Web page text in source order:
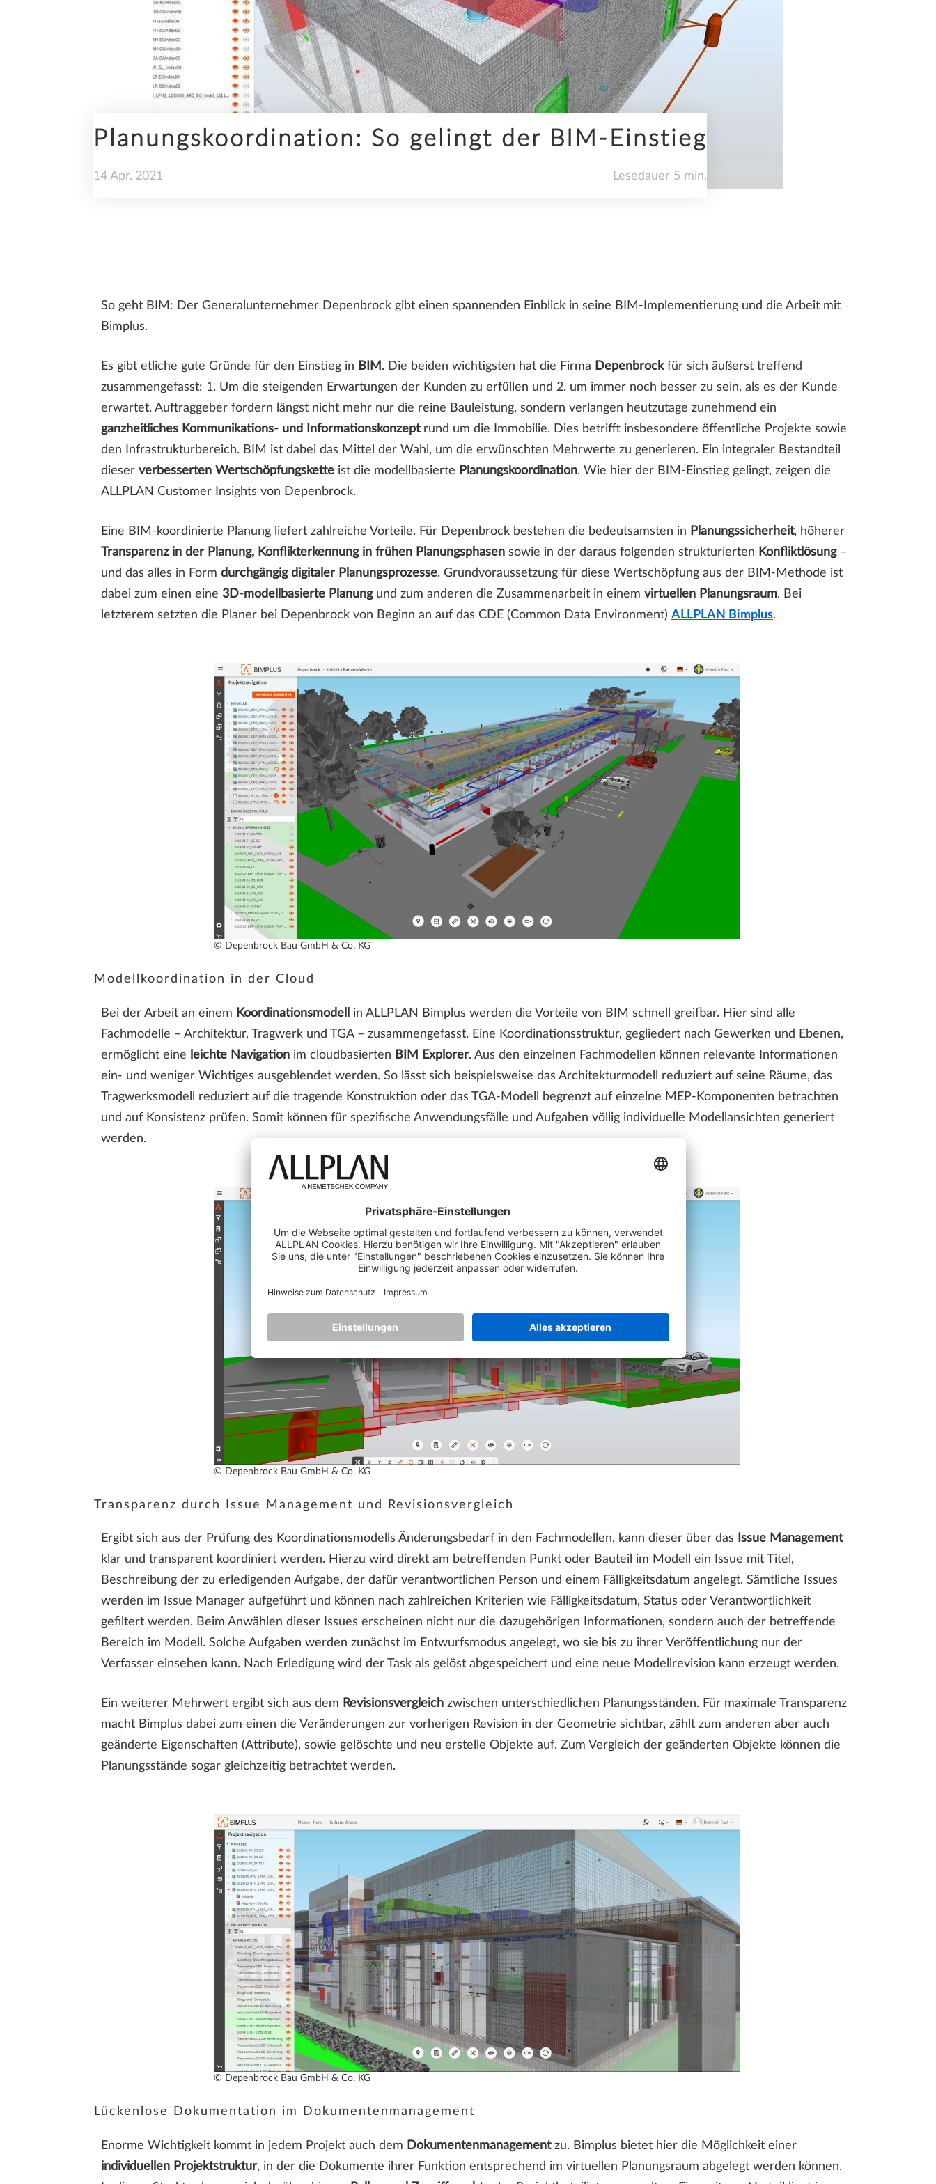
INGENIEURBAU KI
NACHHALTIGKEIT SDS2
Planungskoordination: So gelingt der BIM-Einstieg
14 Apr. 2021 Lesedauer 5 min.
So geht BIM: Der Generalunternehmer Depenbrock gibt einen spannenden Einblick in seine BIM-Implementierung und die Arbeit mit
Bimplus.
Es gibt etliche gute Gründe für den Einstieg in BIM . Die beiden wichtigsten hat die Firma Depenbrockfür sich äußerst treffend
zusammengefasst: 1. Um die steigenden Erwartungen der Kunden zu erfüllen und 2. um immer noch besser zu sein, als es der Kunde
erwartet. Auftraggeber fordern längst nicht mehr nur die reine Bauleistung, sondern verlangen heutzutage zunehmend ein
ganzheitliches Kommunikations- und Informationskonzeptrund um die Immobilie. Dies betrifft insbesondere öffentliche Projekte sowie
den Infrastrukturbereich. BIM ist dabei das Mittel der Wahl, um die erwünschten Mehrwerte zu generieren. Ein integraler Bestandteil
dieser verbesserten Wertschöpfungskette ist die modellbasierte Planungskoordination. Wie hier der BIM-Einstieg gelingt, zeigen die
ALLPLAN Customer Insights von Depenbrock.
Eine BIM-koordinierte Planung liefert zahlreiche Vorteile. Für Depenbrock bestehen die bedeutsamsten in Planungssicherheit, höherer
Transparenz in der Planung, Konflikterkennung in frühen Planungsphasen sowie in der daraus folgenden strukturierten Konfliktlösung–
und das alles in Form durchgängig digitaler Planungsprozesse. Grundvoraussetzung für diese Wertschöpfung aus der BIM-Methode ist
dabei zum einen eine 3D-modellbasierte Planungund zum anderen die Zusammenarbeit in einem virtuellen Planungsraum. Bei
letzterem setzten die Planer bei Depenbrock von Beginn an auf das CDE (Common Data Environment) ALLPLAN Bimplus.
© Depenbrock Bau GmbH & Co. KG
Modellkoordination in der Cloud
Bei der Arbeit an einem Koordinationsmodell
in ALLPLAN Bimplus werden die Vorteile von BIM schnell greifbar. Hier sind alle
Fachmodelle – Architektur, Tragwerk und TGA – zusammengefasst. Eine Koordinationsstruktur, gegliedert nach Gewerken und Ebenen,
ermöglicht eine leichte Navigation im cloudbasierten BIM Explorer. Aus den einzelnen Fachmodellen können relevante Informationen
ein- und weniger Wichtiges ausgeblendet werden. So lässt sich beispielsweise das Architekturmodell reduziert auf seine Räume, das
Tragwerksmodell reduziert auf die tragende Konstruktion oder das TGA-Modell begrenzt auf einzelne MEP-Komponenten betrachten
und auf Konsistenz prüfen. Somit können für spezifische Anwendungsfälle und Aufgaben völlig individuelle Modellansichten generiert
werden.
© Depenbrock Bau GmbH & Co. KG
Transparenz durch Issue Management und Revisionsvergleich
Ergibt sich aus der Prüfung des Koordinationsmodells Änderungsbedarf in den Fachmodellen, kann dieser über das
Issue Management
klar und transparent koordiniert werden. Hierzu wird direkt am betreffenden Punkt oder Bauteil im Modell ein Issue mit Titel,
Beschreibung der zu erledigenden Aufgabe, der dafür verantwortlichen Person und einem Fälligkeitsdatum angelegt. Sämtliche Issues
werden im Issue Manager aufgeführt und können nach zahlreichen Kriterien wie Fälligkeitsdatum, Status oder Verantwortlichkeit
gefiltert werden. Beim Anwählen dieser Issues erscheinen nicht nur die dazugehörigen Informationen, sondern auch der betreffende
Bereich im Modell. Solche Aufgaben werden zunächst im Entwurfsmodus angelegt, wo sie bis zu ihrer Veröffentlichung nur der
Verfasser einsehen kann. Nach Erledigung wird der Task als gelöst abgespeichert und eine neue Modellrevision kann erzeugt werden.
Ein weiterer Mehrwert ergibt sich aus dem Revisionsvergleich zwischen unterschiedlichen Planungsständen. Für maximale Transparenz
macht Bimplus dabei zum einen die Veränderungen zur vorherigen Revision in der Geometrie sichtbar, zählt zum anderen aber auch
geänderte Eigenschaften (Attribute), sowie gelöschte und neu erstelle Objekte auf. Zum Vergleich der geänderten Objekte können die
Planungsstände sogar gleichzeitig betrachtet werden.
© Depenbrock Bau GmbH & Co. KG
Lückenlose Dokumentation im Dokumentenmanagement
Enorme Wichtigkeit kommt in jedem Projekt auch dem Dokumentenmanagementzu. Bimplus bietet hier die Möglichkeit einer
individuellen Projektstruktur, in der die Dokumente ihrer Funktion entsprechend im virtuellen Planungsraum abgelegt werden können.